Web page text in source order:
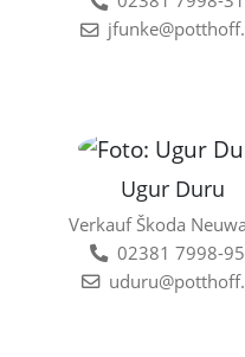
Ugur Duru
Verkauf Škoda
02381 7998-